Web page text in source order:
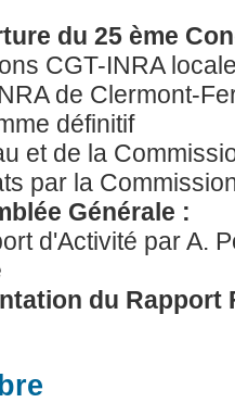
du 25 ème
CGT-INRA
de Clermont-
définitif
et de la
par la
Générale :
d'Activité par A.
du Rapport